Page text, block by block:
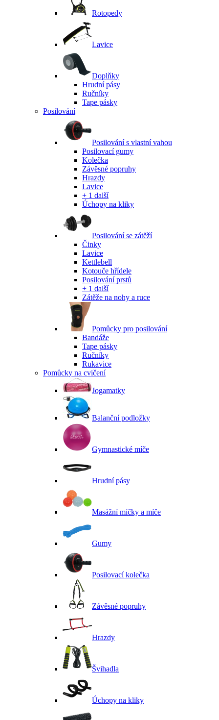
Rotopedy
Lavice
Doplňky
Hrudní pásy
Ručníky
Tape pásky
Posilování
Posilování s vlastní vahou
Posilovací gumy
Kolečka
Závěsné popruhy
Hrazdy
Lavice
+ 1 další
Úchopy na kliky
Posilování se zátěží
Činky
Lavice
Kettlebell
Kotouče hřídele
Posilování prstů
+ 1 další
Zátěže na nohy a ruce
Pomůcky pro posilování
Bandáže
Tape pásky
Ručníky
Rukavice
Pomůcky na cvičení
Jogamatky
Balanční podložky
Gymnastické míče
Hrudní pásy
Masážní míčky a míče
Gumy
Posilovací kolečka
Závěsné popruhy
Hrazdy
Švihadla
Úchopy na kliky